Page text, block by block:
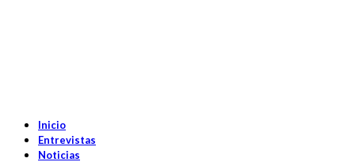
Inicio
Entrevistas
Noticias